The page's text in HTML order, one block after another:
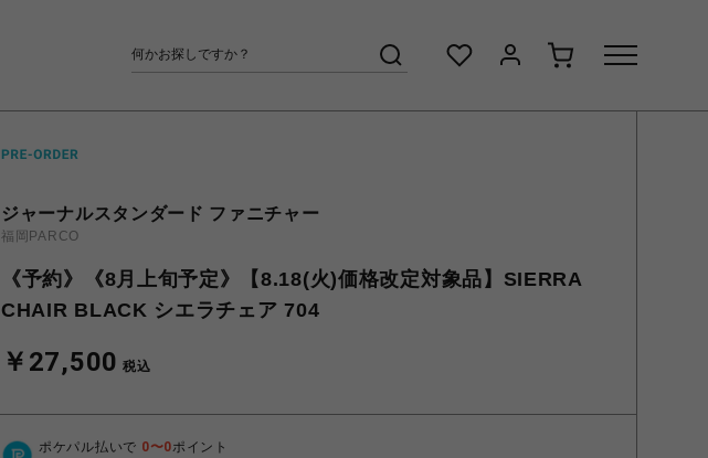
ジャーナルスタンダード ファニチャー
福岡PARCO
《予約》《8月上旬予定》【8.18(火)価格改定対象品】SIERRA
CHAIR BLACK シエラチェア 704
￥27,500 税込
ポケパル払いで 0〜0ポイント